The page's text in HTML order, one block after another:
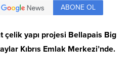
ABONE OL
çelik yapı projesi Bellapais Big
Kıbrıs Emlak Merkezi’nde.